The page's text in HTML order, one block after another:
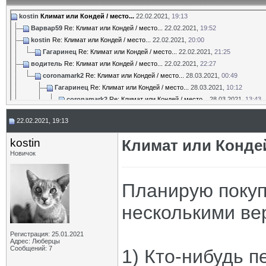
kostin Климат или Кондей / место... 22.02.2021, 19:13
Варвар59 Re: Климат или Кондей / место... 22.02.2021, 19:52
kostin Re: Климат или Кондей / место... 22.02.2021, 20:00
Гагаринец Re: Климат или Кондей / место... 22.02.2021, 21:25
водитель Re: Климат или Кондей / место... 22.02.2021, 22:27
coronamark2 Re: Климат или Кондей / место... 28.03.2021, 00:49
Гагаринец Re: Климат или Кондей / место... 28.03.2021, 10:12
coronamark2 Re: Климат или Кондей / место... 28.03.2021, 13:43
Гагаринец Re: Климат или Кондей / место...28.03.2021,14:11
sign Re: Климат или Кондей / место...30.03.2021,13:14
Re: Климат или Кондей / место...30.03.2021, 21:06
katran
Гагаринец
Re: Климат или Кондей / место... 22.02.2021,22:36
kostin
katran
Re: Климат или Кондей / место...22.02.2021, 22:53
водитель
Re: Климат или Кондей / место...23.02.2021,02:32
22.02.2021, 19:13
kostin
Новичок
Регистрация: 25.01.2021
Адрес: Люберцы
Сообщений: 7
Климат или
Планирую
несколькими
1) Кто-нибудь